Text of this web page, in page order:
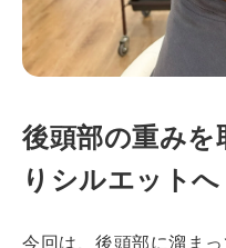
後頭部の重み
りシルエットへ
今回は、後頭部に溜ま